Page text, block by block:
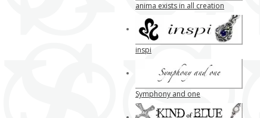
anima exists in all creation
inspi
Symphony and one